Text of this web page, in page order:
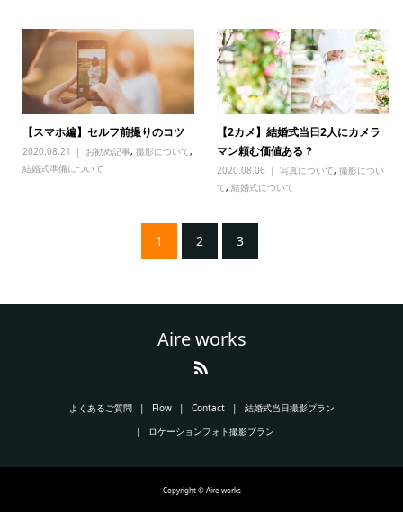
【スマホ編】セルフ前撮りのコツ
2020.08.21 お勧め記事, 撮影について,
結婚式準備について
【2カメ】結婚式当日2人にカメラ
マン頼む価値ある？
2020.08.06 写真について,撮影につい
て,結婚式について
1 2 3
Aire works
よくあるご質問 Flow Contact
結婚式当日撮影プラン
ロケーションフォト撮影プラン
Copyright © Aire works